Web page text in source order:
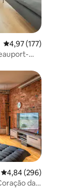
4,97 de uma avaliação
4,97 (177)
4,84 de uma avaliação
4,84 (296)
da